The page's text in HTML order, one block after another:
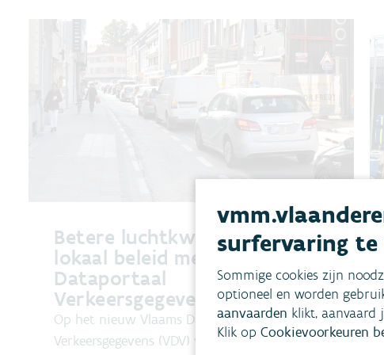
Betere luchtkwaliteit en
lokaal beleid met
Dataportaal
Verkeersgegevens
Op het nieuw Vlaams Dataportaal
Verkeersgegevens (VDV) vind je voortaan alle
surfervaring te
Sommige cookies zijn
optioneel en worden
aanvaarden klikt, aanvaard
Klik op Cookievoorkeuren